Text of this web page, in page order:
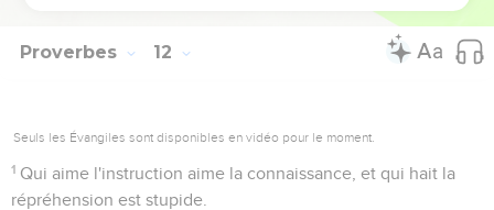
Proverbes 12
Seuls les Évangiles sont disponibles en vidéo pour le moment.
1 Qui aime l'instruction aime la connaissance, et qui hait la
répréhension est stupide.